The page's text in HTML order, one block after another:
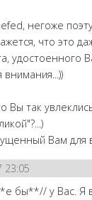
негоже
что это
удостоенного
Вы так
Вам для
23:05
бы**// у Вас. Я